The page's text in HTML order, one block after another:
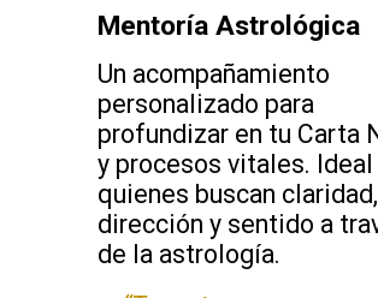
Mentoría Astrológica
Un acompañamiento
personalizado para
profundizar en tu Carta
y procesos vitales. Ideal
quienes buscan claridad,
dirección y sentido a
de la astrología.